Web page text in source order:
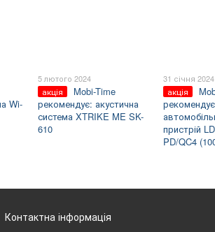
Wi-
5 лютого 2024
акція
Mobi-Time
рекомендує: акустична
система XTRIKE ME SK-
610
31 січня 2024
акція
пристрій
PD/QC4
Контактна інформація